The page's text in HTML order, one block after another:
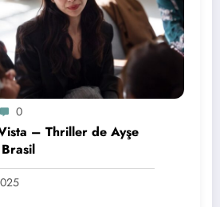
0
– Thriller de Ayşe